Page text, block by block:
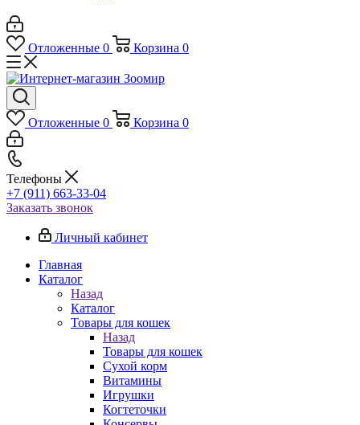
Отложенные 0 Корзина 0
Отложенные 0 Корзина 0
Телефоны
+7 (911) 663-33-04
Заказать звонок
Личный кабинет
Главная
Каталог
Назад
Каталог
Товары для кошек
Назад
Товары для кошек
Cухой корм
Витамины
Игрушки
Когтеточки